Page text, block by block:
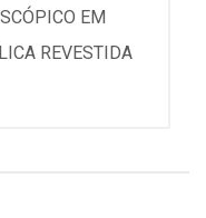
EM
REVESTIDA